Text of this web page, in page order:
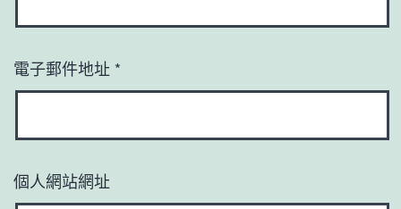
電子郵件地址 *
個人網站網址